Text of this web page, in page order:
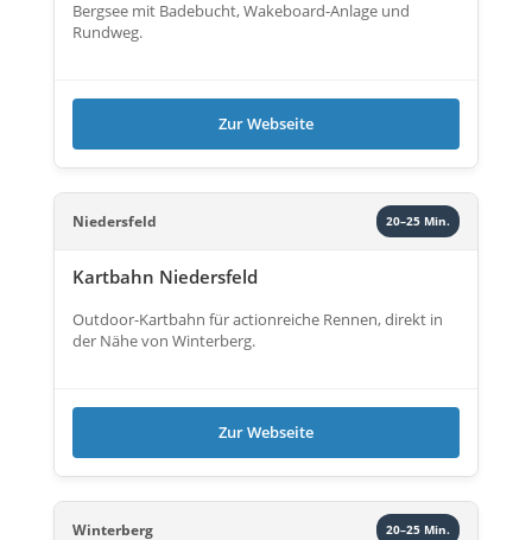
Bergsee mit Badebucht, Wakeboard-Anlage und
Rundweg.
Zur Webseite
Niedersfeld 20–25 Min.
Kartbahn Niedersfeld
Outdoor-Kartbahn für actionreiche Rennen, direkt in
der Nähe von Winterberg.
Zur Webseite
Winterberg 20–25 Min.